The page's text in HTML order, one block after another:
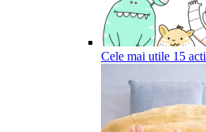
Cele mai utile 15